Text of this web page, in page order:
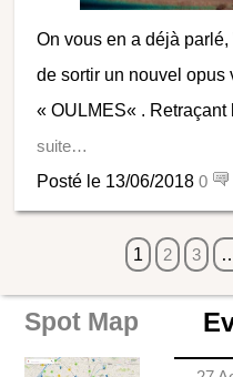
On vous en a déjà
de sortir un nouvel opus
« OULMES« .
suite…
Posté le 13/06/2018 0
1 2 3
Spot Map